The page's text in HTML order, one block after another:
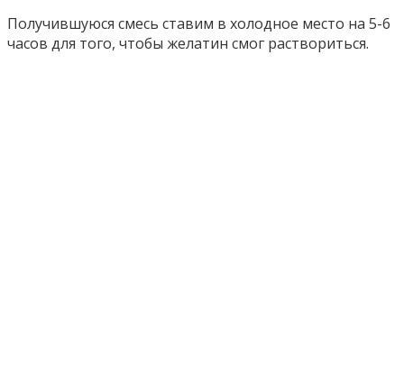
Получившуюся смесь ставим в холодное место на 5-6
часов для того, чтобы желатин смог раствориться.